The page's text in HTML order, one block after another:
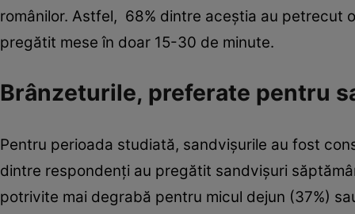
românilor. Astfel, 68% dintre aceştia au petrecut
pregătit mese în doar 15-30 de minute.
Brânzeturile, preferate pentru
Pentru perioada studiată, sandvişurile au fost
dintre respondenţi au pregătit sandvişuri
potrivite mai degrabă pentru micul dejun (37%)